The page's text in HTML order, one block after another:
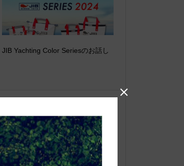
JIB Yachting Color Seriesのお話し
